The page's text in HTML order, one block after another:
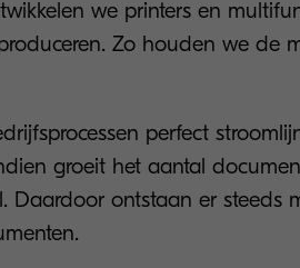
we printers en
Zo houden we de
perfect
groeit het aantal
Daardoor ontstaan er steeds